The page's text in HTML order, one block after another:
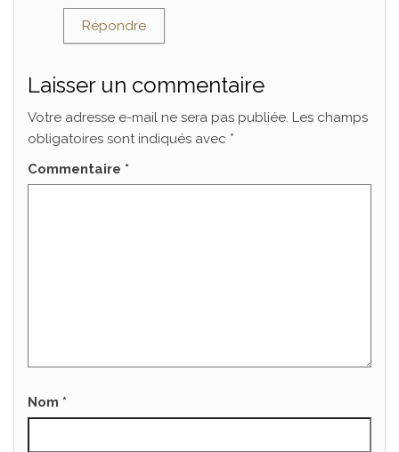
Répondre
Laisser un commentaire
Votre adresse e-mail ne sera pas publiée. Les champs
obligatoires sont indiqués avec *
Commentaire *
Nom *